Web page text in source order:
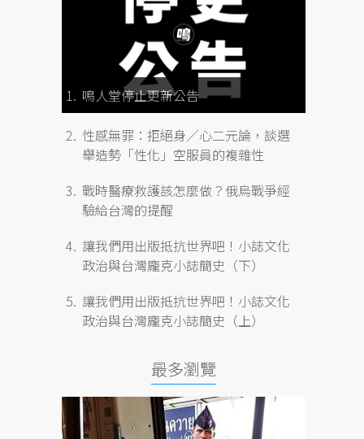
鳴人堂停止更新公告
性感無罪：拒絕身／心二元論，談選
舉造勢「性化」空服員的複雜性
戰時醫療救護該怎麼做？俄烏戰爭經
驗給台灣的提醒
讓我們用出版抵抗世界吧！小誌文化
政治與台灣龐克小誌簡史（下）
讓我們用出版抵抗世界吧！小誌文化
政治與台灣龐克小誌簡史（上）
最多瀏覽